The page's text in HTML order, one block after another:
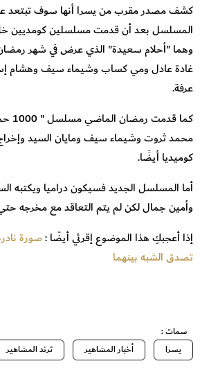
كشف مصدر مقرب من يسرا أنها سوف تبتعد
المسلسل بعد أن قدمت مسلسلين كومديين
غادة عادل ومي كساب وشيماء سيف وهشام
عرفة.
محمد ثروت وشيماء سيف ومايان السيد
كوميديا أيضًا.
أما المسلسل الجديد فسيكون دراميا ويكتبه
وأمين جمال لكن لم يتم التعاقد مع مخرجه
إذا أعجبكِ هذا الموضوع إقرئي أيضًا :صورة
تصدق الشبه بينهما
سمات :
يسرا
أخبار المشاهير ترند المشاهير